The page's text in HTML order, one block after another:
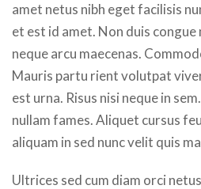
amet netus nibh eget facilisis
et est id amet. Non duis
neque arcu maecenas.
Mauris partu rient volutpat
est urna. Risus nisi neque in
nullam fames. Aliquet cursus
aliquam in sed nunc velit quis
Ultrices sed cum diam orci